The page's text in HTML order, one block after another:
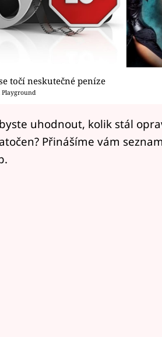
točí neskutečné peníze
uhodnout, kolik stál
Přinášíme vám